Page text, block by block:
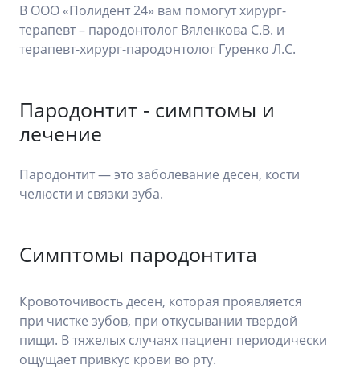
В ООО «Полидент 24» вам помогут хирург-
терапевт – пародонтолог Вяленкова С.В. и
терапевт-хирург-пародонтолог Гуренко Л.С.
Пародонтит - симптомы и
лечение
Пародонтит — это заболевание десен, кости
челюсти и связки зуба.
Симптомы пародонтита
Кровоточивость десен, которая проявляется
при чистке зубов, при откусывании твердой
пищи. В тяжелых случаях пациент периодически
ощущает привкус крови во рту.